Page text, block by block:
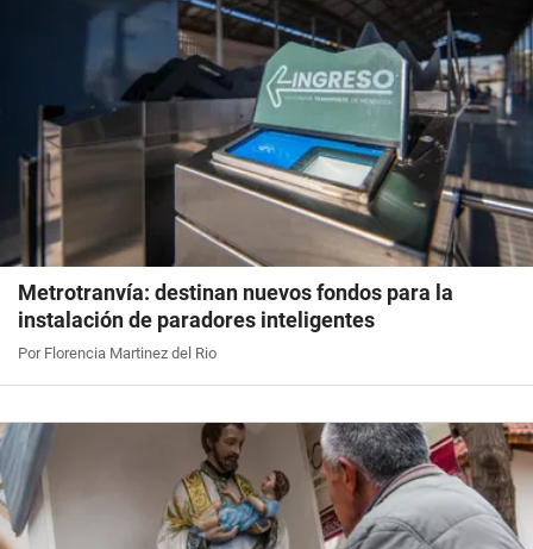
Metrotranvía: destinan nuevos fondos para la
instalación de paradores inteligentes
Por Florencia Martinez del Rio